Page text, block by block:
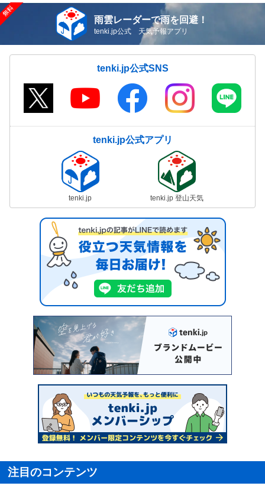
雨雲レーダーで雨を回避！
tenki.jp公式 天気予報アプリ
tenki.jp公式SNS
tenki.jp公式アプリ
tenki.jp tenki.jp 登山天気
注目のコンテンツ